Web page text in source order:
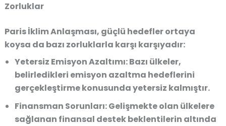
Zorluklar
Paris İklim Anlaşması, güçlü hedefler ortaya
koysa da bazı zorluklarla karşı karşıyadır:
Yetersiz Emisyon Azaltımı:Bazı ülkeler,
belirledikleri emisyon azaltma hedeflerini
gerçekleştirme konusunda yetersiz kalmıştır.
Finansman Sorunları:Gelişmekte olan ülkelere
sağlanan finansal destek beklentilerin altında